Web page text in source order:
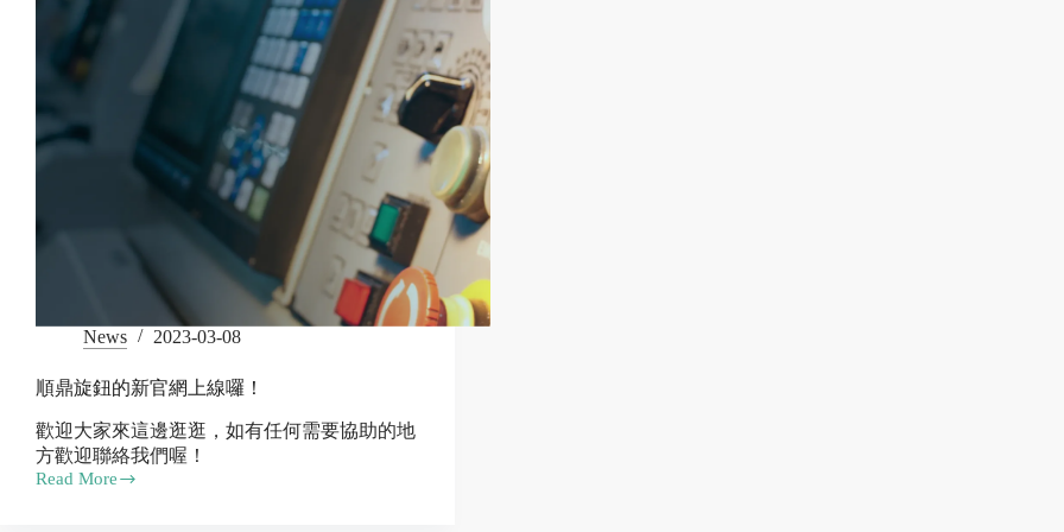
News 2023-03-08
順鼎旋鈕的新官網上線囉！
歡迎大家來這邊逛逛，如有任何需要協助的地
方歡迎聯絡我們喔！
Read More
順